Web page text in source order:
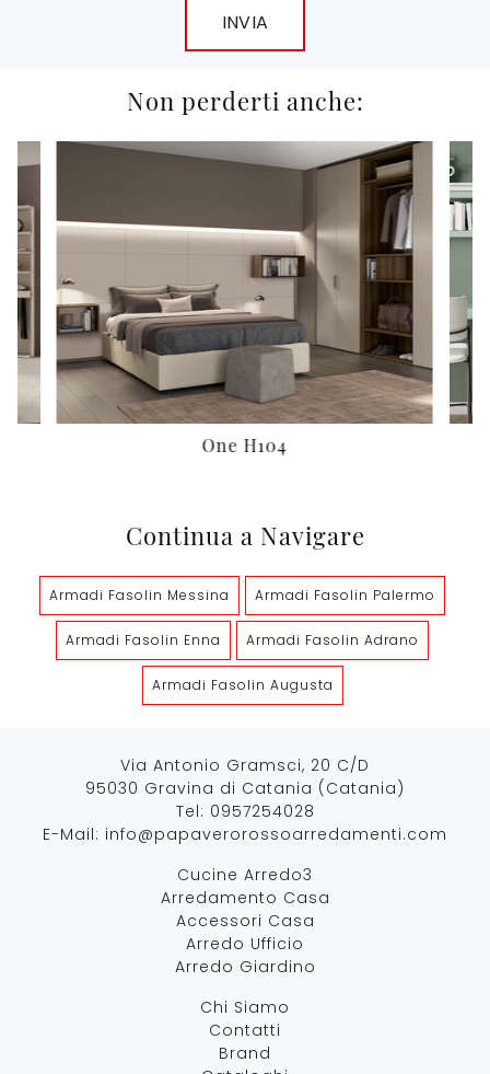
INVIA
Non perderti anche:
One H104
Continua a Navigare
Armadi Fasolin Messina Armadi Fasolin Palermo
Armadi Fasolin Enna Armadi Fasolin Adrano
Armadi Fasolin Augusta
Via Antonio Gramsci, 20 C/D
95030 Gravina di Catania (Catania)
Tel: 0957254028
E-Mail: info@papaverorossoarredamenti.com
Cucine Arredo3
Arredamento Casa
Accessori Casa
Arredo Ufficio
Arredo Giardino
Chi Siamo
Contatti
Brand